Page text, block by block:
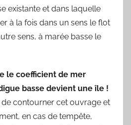
existante et dans laquelle
à la fois dans un sens le flot
sens, à marée basse le
le coefficient de mer
basse devient une île !
contourner cet ouvrage et
en cas de tempête,